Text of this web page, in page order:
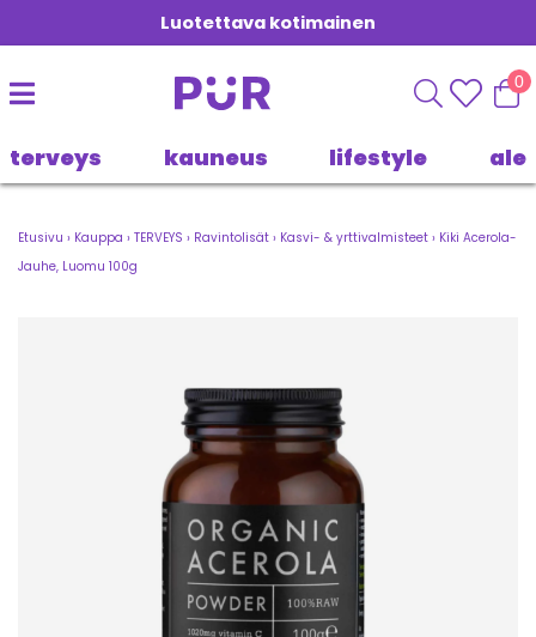
Luotettava kotimainen
0
terveys kauneus lifestyle ale
Etusivu › Kauppa › TERVEYS › Ravintolisät › Kasvi- & yrttivalmisteet › Kiki Acerola-
Jauhe, Luomu 100g
Seuraava